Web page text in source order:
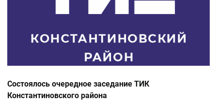
Состоялось очередное заседание ТИК
Константиновского района